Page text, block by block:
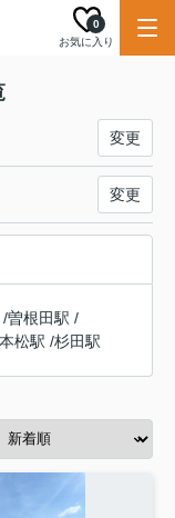
お気に入り
0
変更
変更
/曽根田駅 /
松駅 /杉田駅